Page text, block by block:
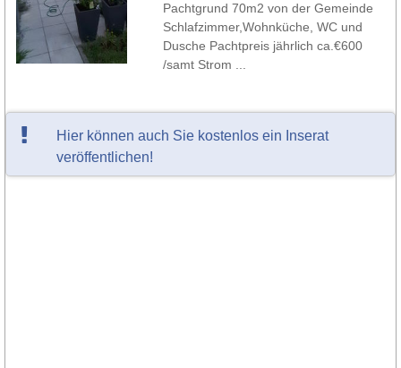
Pachtgrund 70m2 von der Gemeinde
Schlafzimmer,Wohnküche, WC und
Dusche Pachtpreis jährlich ca.€600
/samt Strom ...
Hier können auch Sie kostenlos ein Inserat
veröffentlichen!